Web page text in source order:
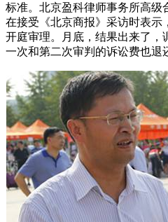
标准。北京盈科律师事务所高级
在接受《北京商报》采访时表示
开庭审理。月底，结果出来了，
一次和第二次审判的诉讼费也退